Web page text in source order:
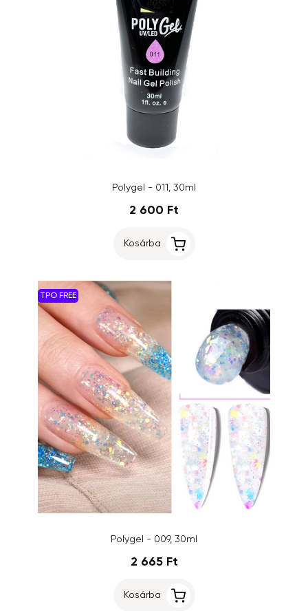
Polygel - 011, 30ml
2 600 Ft
Kosárba
TPO FREE
Polygel - 009, 30ml
2 665 Ft
Kosárba